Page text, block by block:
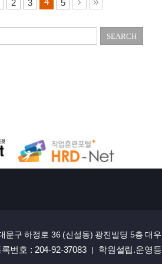
2 3 5
문구 하정로 36 (신설동) 광진빌딩 5층 대
번호 : 204-92-37083
학원설립.운영